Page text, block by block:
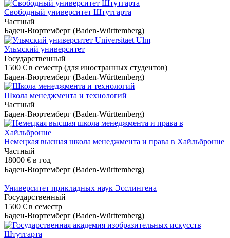
Свободный университет Штутгарта
Частный
Баден-Вюртемберг (Baden-Württemberg)
Ульмский университет
Государственный
1500 € в семестр (для иностранных студентов)
Баден-Вюртемберг (Baden-Württemberg)
Школа менеджмента и технологий
Частный
Баден-Вюртемберг (Baden-Württemberg)
Немецкая высшая школа менеджмента и права в Хайльбронне
Частный
18000 € в год
Баден-Вюртемберг (Baden-Württemberg)
Университет прикладных наук Эсслингена
Государственный
1500 € в семестр
Баден-Вюртемберг (Baden-Württemberg)